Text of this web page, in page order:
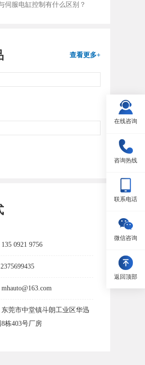
伺服电缸控制有什么区别？
查看更多+
0921 9756
莞市中堂镇斗朗工业区华迅
栋403号厂房
在线咨询
咨询热线
联系电话
微信咨询
返回顶部